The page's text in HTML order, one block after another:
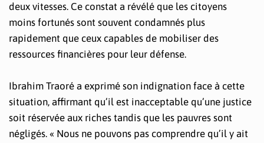
deux vitesses. Ce constat a révélé que les citoyens
moins fortunés sont souvent condamnés plus
rapidement que ceux capables de mobiliser des
ressources financières pour leur défense.
Ibrahim Traoré a exprimé son indignation face à cette
situation, affirmant qu’il est inacceptable qu’une justice
soit réservée aux riches tandis que les pauvres sont
négligés. « Nous ne pouvons pas comprendre qu’il y ait